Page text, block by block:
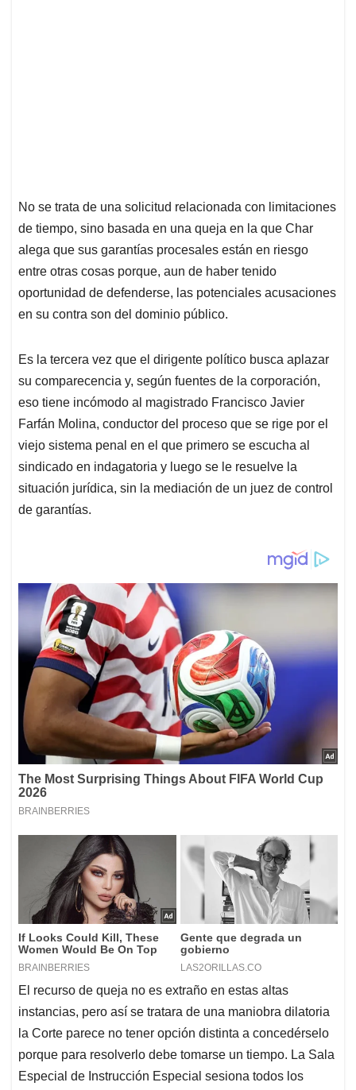
No se trata de una solicitud relacionada con limitaciones
de tiempo, sino basada en una queja en la que Char
alega que sus garantías procesales están en riesgo
entre otras cosas porque, aun de haber tenido
oportunidad de defenderse, las potenciales acusaciones
en su contra son del dominio público.
Es la tercera vez que el dirigente político busca aplazar
su comparecencia y, según fuentes de la corporación,
eso tiene incómodo al magistrado Francisco Javier
Farfán Molina, conductor del proceso que se rige por el
viejo sistema penal en el que primero se escucha al
sindicado en indagatoria y luego se le resuelve la
situación jurídica, sin la mediación de un juez de control
de garantías.
El recurso de queja no es extraño en estas altas
instancias, pero así se tratara de una maniobra dilatoria
la Corte parece no tener opción distinta a concedérselo
porque para resolverlo debe tomarse un tiempo. La Sala
Especial de Instrucción Especial sesiona todos los